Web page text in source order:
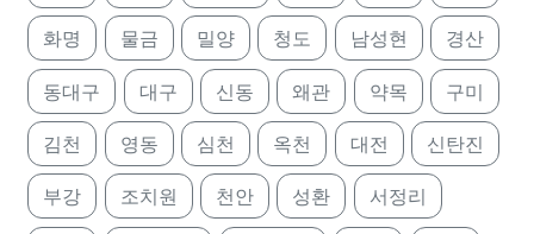
화명 물금 밀양 청도 남성현 경산
동대구 대구 신동 왜관 약목 구미
김천 영동 심천 옥천 대전 신탄진
부강 조치원 천안 성환 서정리